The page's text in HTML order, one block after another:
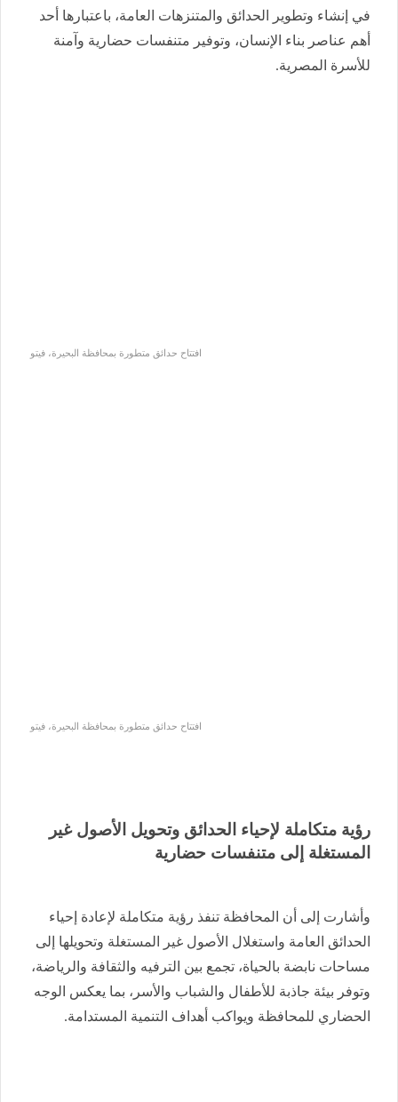
في إنشاء وتطوير الحدائق والمتنزهات العامة، باعتبارها أحد
أهم عناصر بناء الإنسان، وتوفير متنفسات حضارية وآمنة
للأسرة المصرية.
افتتاح حدائق متطورة بمحافظة البحيرة، فيتو
افتتاح حدائق متطورة بمحافظة البحيرة، فيتو
رؤية متكاملة لإحياء الحدائق وتحويل الأصول غير
المستغلة إلى متنفسات حضارية
وأشارت إلى أن المحافظة تنفذ رؤية متكاملة لإعادة إحياء
الحدائق العامة واستغلال الأصول غير المستغلة وتحويلها إلى
مساحات نابضة بالحياة، تجمع بين الترفيه والثقافة والرياضة،
وتوفر بيئة جاذبة للأطفال والشباب والأسر، بما يعكس الوجه
الحضاري للمحافظة ويواكب أهداف التنمية المستدامة.